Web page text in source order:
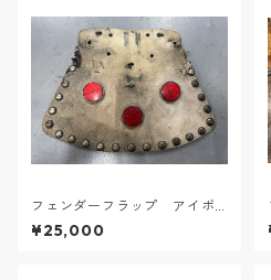
フェンダーフラップ アイボ
リー
¥25,000